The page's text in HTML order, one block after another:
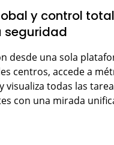
y control
seguridad
desde una sola
centros, accede a
visualiza todas las
con una mirada